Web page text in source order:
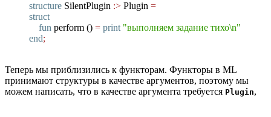
structure SilentPlugin :> Plugin =
struct
fun perform () = print "выполняем задание тихо\n"
end;
Теперь мы приблизились к функторам. Функторы в ML
принимают структуры в качестве аргументов, поэтому мы
можем написать, что в качестве аргумента требуется Plugin,